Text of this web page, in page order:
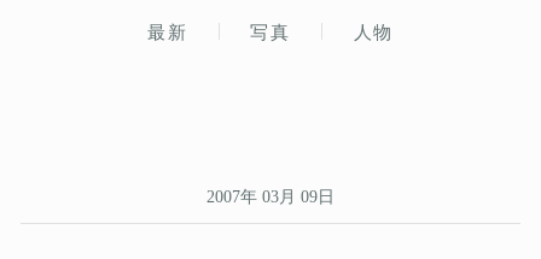
最新 写真 人物
2007年 03月 09日